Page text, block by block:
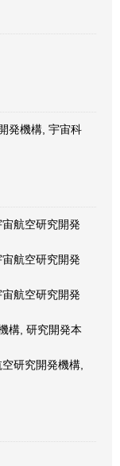
発機構, 宇宙科
航空研究開発
航空研究開発
航空研究開発
構, 研究開発本
研究開発機構,